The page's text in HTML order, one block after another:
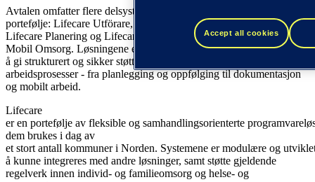
Avtalen omfatter flere delsystemer i Tieto Caretech´s Lifecare-
portefølje: Lifecare Utförare, Lifecare Hälso- och sjukvård,
Lifecare Planering og Lifecare
Mobil Omsorg. Løsningene er utviklet for
å gi strukturert og sikker støtte i det daglige arbeidet, og bidra til
arbeidsprosesser - fra planlegging og oppfølging til dokumentasjon
og mobilt arbeid.
Lifecare
er en portefølje av fleksible og samhandlingsorienterte
dem brukes i dag av
et stort antall kommuner i Norden. Systemene er modulære og
å kunne integreres med andre løsninger, samt støtte gjeldende
regelverk innen individ- og familieomsorg og helse- og
Accept all cookies